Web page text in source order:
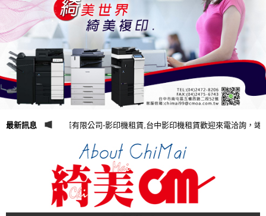
最新訊息綺美企業有限公司-影印機租賃,台中影印機租賃歡迎來電洽詢，竭誠